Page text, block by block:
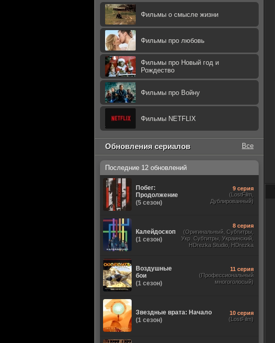
Фильмы о смысле жизни
Фильмы про любовь
Фильмы про Новый год и
Рождество
Фильмы про Войну
Фильмы NETFLIX
Обновления сериалов Все
Последние 12 обновлений
Побег:
Продолжение
(5 сезон)
9 серия
(LostFilm,
Дублированный)
Калейдоскоп
(1 сезон)
8 серия
(Оригинальный, Субтитры,
Укр. Субтитры, Украинский,
HDrezka Studio, HDrezka
Воздушные
бои
(1 сезон)
11 серия
(Профессиональный
многоголосый)
Звездные врата: Начало
(1 сезон)
10 серия
(LostFilm)